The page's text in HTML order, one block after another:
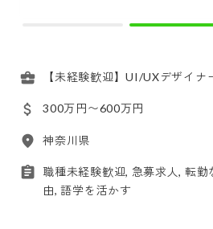
【未経験歓迎】UI/UXデザイナ
300万円〜600万円
神奈川県
職種未経験歓迎, 急募求人, 転勤
由, 語学を活かす